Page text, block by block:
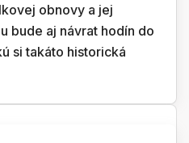
obnovy a jej
bude aj návrat hodín do
si takáto historická